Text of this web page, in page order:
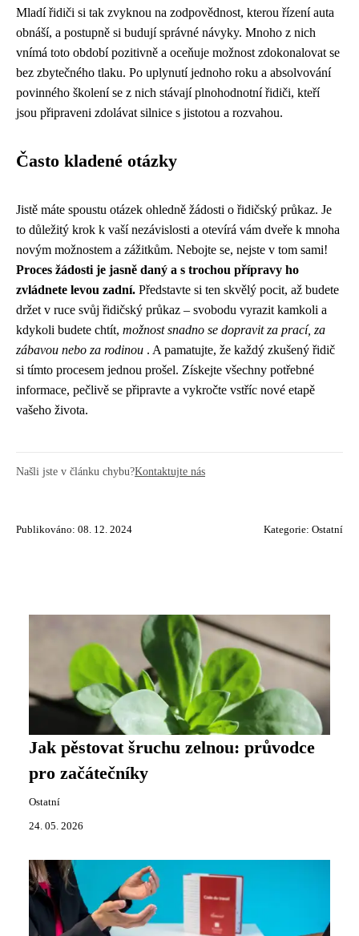
Mladí řidiči si tak zvyknou na zodpovědnost, kterou řízení auta
obnáší, a postupně si budují správné návyky. Mnoho z nich
vnímá toto období pozitivně a oceňuje možnost zdokonalovat se
bez zbytečného tlaku. Po uplynutí jednoho roku a absolvování
povinného školení se z nich stávají plnohodnotní řidiči, kteří
jsou připraveni zdolávat silnice s jistotou a rozvahou.
Často kladené otázky
Jistě máte spoustu otázek ohledně žádosti o řidičský průkaz. Je
to důležitý krok k vaší nezávislosti a otevírá vám dveře k mnoha
novým možnostem a zážitkům. Nebojte se, nejste v tom sami!
Proces žádosti je jasně daný a s trochou přípravy ho
zvládnete levou zadní. Představte si ten skvělý pocit, až budete
držet v ruce svůj řidičský průkaz – svobodu vyrazit kamkoli a
kdykoli budete chtít, možnost snadno se dopravit za prací, za
zábavou nebo za rodinou . A pamatujte, že každý zkušený řidič
si tímto procesem jednou prošel. Získejte všechny potřebné
informace, pečlivě se připravte a vykročte vstříc nové etapě
vašeho života.
Našli jste v článku chybu?Kontaktujte nás
Publikováno: 08. 12. 2024 Kategorie: Ostatní
Jak pěstovat šruchu zelnou: průvodce
pro začátečníky
Ostatní
24. 05. 2026